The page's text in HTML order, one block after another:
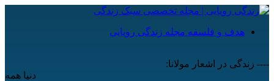
هدف و فلسفه مجله زندگی رویایی
---- زندگی در اشعار مولانا:
دنیا همه هیچ